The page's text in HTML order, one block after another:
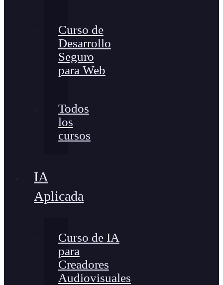
Curso de
Desarrollo
Seguro
para Web
Todos
los
cursos
IA
Aplicada
Curso de IA
para
Creadores
Audiovisuales